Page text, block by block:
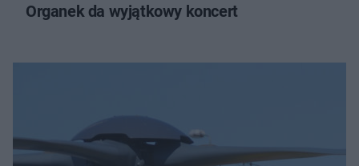
Organek da wyjątkowy koncert